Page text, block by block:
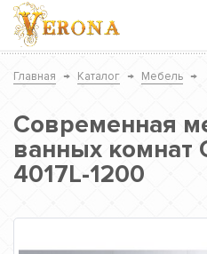
Главная → Каталог → Мебель →
Современная
ванных комнат
4017L-1200